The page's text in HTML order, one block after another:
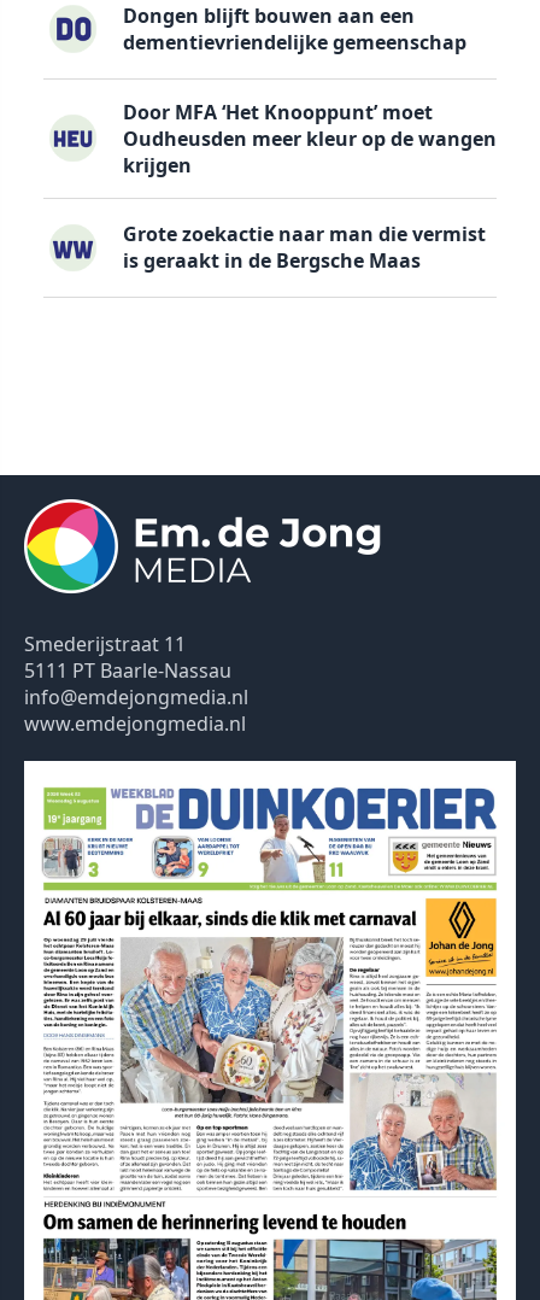
Dongen blijft bouwen aan een
dementievriendelijke gemeenschap
Door MFA ‘Het Knooppunt’ moet
Oudheusden meer kleur op de wangen
krijgen
Grote zoekactie naar man die vermist
is geraakt in de Bergsche Maas
Smederijstraat 11
5111 PT Baarle-Nassau
info@emdejongmedia.nl
www.emdejongmedia.nl